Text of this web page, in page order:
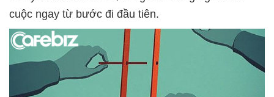
cuộc ngay từ bước đi đầu tiên.